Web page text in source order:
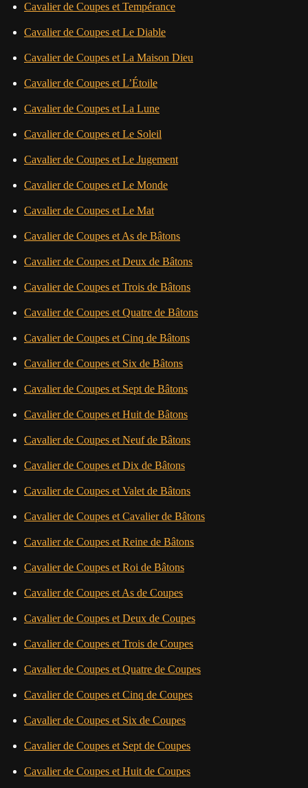
Cavalier de Coupes et Tempérance
Cavalier de Coupes et Le Diable
Cavalier de Coupes et La Maison Dieu
Cavalier de Coupes et L’Étoile
Cavalier de Coupes et La Lune
Cavalier de Coupes et Le Soleil
Cavalier de Coupes et Le Jugement
Cavalier de Coupes et Le Monde
Cavalier de Coupes et Le Mat
Cavalier de Coupes et As de Bâtons
Cavalier de Coupes et Deux de Bâtons
Cavalier de Coupes et Trois de Bâtons
Cavalier de Coupes et Quatre de Bâtons
Cavalier de Coupes et Cinq de Bâtons
Cavalier de Coupes et Six de Bâtons
Cavalier de Coupes et Sept de Bâtons
Cavalier de Coupes et Huit de Bâtons
Cavalier de Coupes et Neuf de Bâtons
Cavalier de Coupes et Dix de Bâtons
Cavalier de Coupes et Valet de Bâtons
Cavalier de Coupes et Cavalier de Bâtons
Cavalier de Coupes et Reine de Bâtons
Cavalier de Coupes et Roi de Bâtons
Cavalier de Coupes et As de Coupes
Cavalier de Coupes et Deux de Coupes
Cavalier de Coupes et Trois de Coupes
Cavalier de Coupes et Quatre de Coupes
Cavalier de Coupes et Cinq de Coupes
Cavalier de Coupes et Six de Coupes
Cavalier de Coupes et Sept de Coupes
Cavalier de Coupes et Huit de Coupes